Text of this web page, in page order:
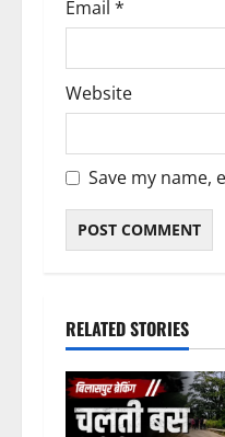
Email *
Website
Save my name,
RELATED STORIES